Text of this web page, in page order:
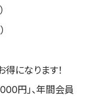
得になります！
円」、年間会員